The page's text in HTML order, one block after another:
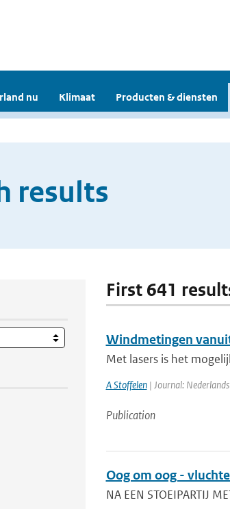
nu Klimaat Producten & diensten
results
First 641
Windmetingen
Met lasers is het
A Stoffelen| Journal:
Publication
Oog om oog -
NA EEN STOEIPARTIJ